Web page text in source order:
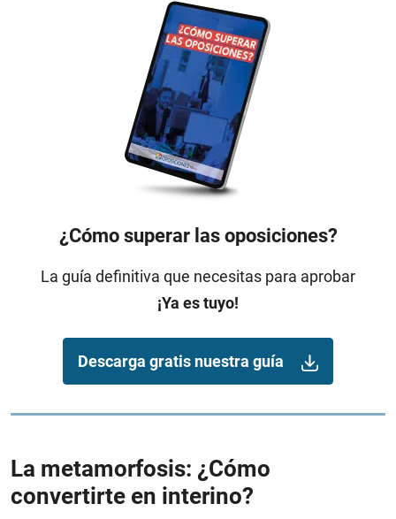
¿Cómo superar las oposiciones?
La guía definitiva que necesitas para aprobar
¡Ya es tuyo!
Descarga gratis nuestra guía
La metamorfosis: ¿Cómo
convertirte en interino?